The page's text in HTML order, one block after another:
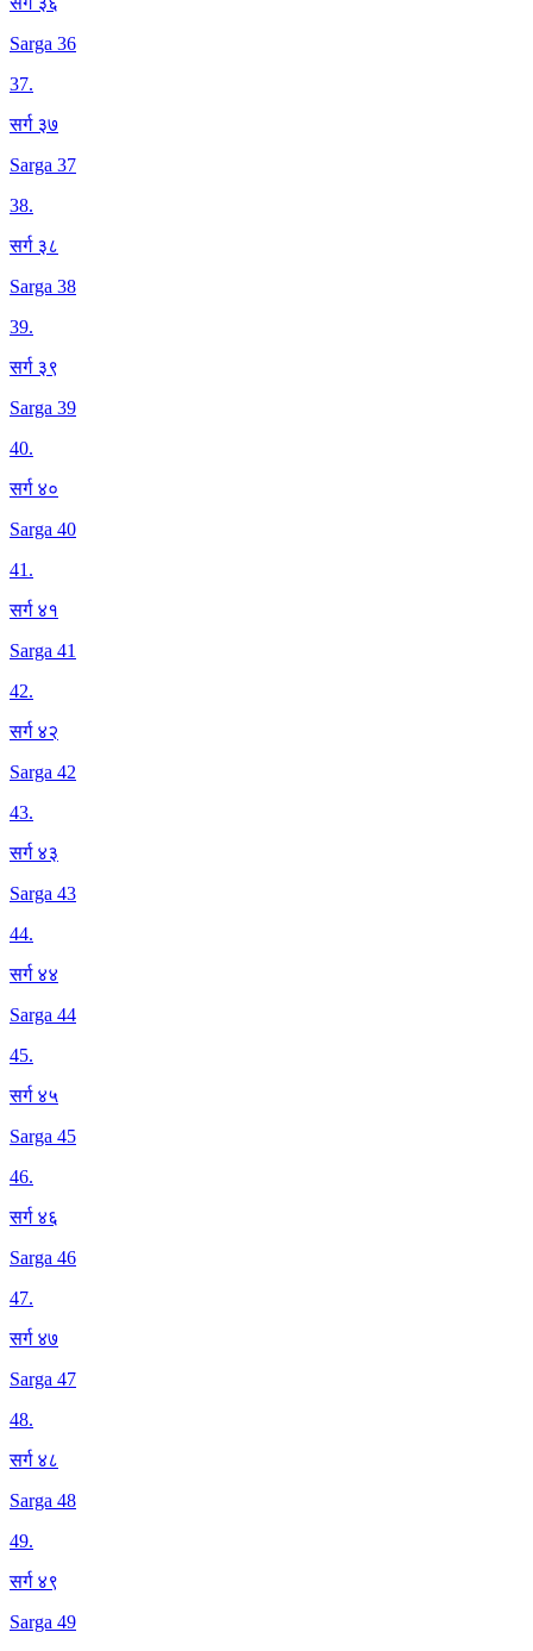
Sarga 36
37.
सर्ग ३७
Sarga 37
38.
सर्ग ३८
Sarga 38
39.
सर्ग ३९
Sarga 39
40.
सर्ग ४०
Sarga 40
41.
सर्ग ४१
Sarga 41
42.
सर्ग ४२
Sarga 42
43.
सर्ग ४३
Sarga 43
44.
सर्ग ४४
Sarga 44
45.
सर्ग ४५
Sarga 45
46.
सर्ग ४६
Sarga 46
47.
सर्ग ४७
Sarga 47
48.
सर्ग ४८
Sarga 48
49.
सर्ग ४९
Sarga 49